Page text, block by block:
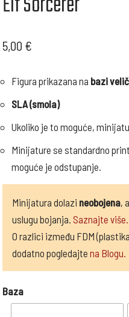
5,00 €
Figura prikazana na bazi
SLA (smola)
Ukoliko je to moguće,
Minijature se standardno
moguće je odstupanje.
Minijatura dolazi neobojena,
uslugu bojanja. Saznajte više.
O razlici između FDM
dodatno pogledajte na Blogu.
Baza